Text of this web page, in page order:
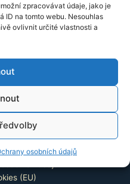
zpracovávat údaje, jako je
ID na tomto webu. Nesouhlas
ovlivnit určité vlastnosti a
osobních údajů
(EU)